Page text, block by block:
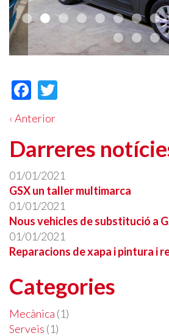
Facebook
‹ Anterior
Darreres
01/01/2021
GSX un taller multimarca
01/01/2021
Nous vehicles de substitució a
01/01/2021
Reparacions de xapa i pintura i
Categories
Mecànica (1)
Serveis (1)